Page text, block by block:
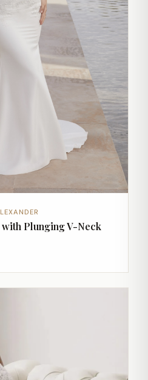
Plunging V-Neck